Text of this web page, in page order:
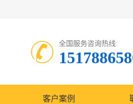
全国服务咨询热线:
客户案例